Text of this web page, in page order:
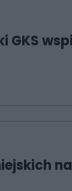
GKS
na